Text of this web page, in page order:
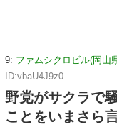
9: ファムシクロビル(岡山
ID:vbaU4J9z0
野党がサクラで
ことをいまさら